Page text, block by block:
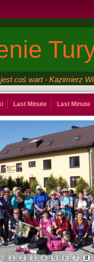
Last Minute Last Minute
Galeria
coś wart - Kazimierz
1 2 3 4 5 6 7 8